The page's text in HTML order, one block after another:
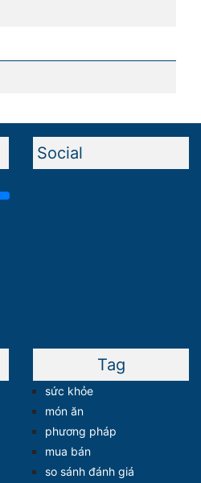
Social
Tag
sức khỏe
món ăn
phương pháp
mua bán
so sánh đánh giá